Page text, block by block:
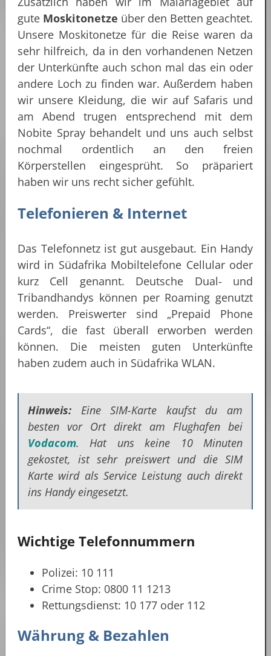
gute Moskitonetze über den Betten geachtet.
Unsere Moskitonetze für die Reise waren da
sehr hilfreich, da in den vorhandenen Netzen
der Unterkünfte auch schon mal das ein oder
andere Loch zu finden war. Außerdem haben
wir unsere Kleidung, die wir auf Safaris und
am Abend trugen entsprechend mit dem
Nobite Spray behandelt und uns auch selbst
nochmal ordentlich an den freien
Körperstellen eingesprüht. So präpariert
haben wir uns recht sicher gefühlt.
Telefonieren & Internet
Das Telefonnetz ist gut ausgebaut. Ein Handy
wird in Südafrika Mobiltelefone Cellular oder
kurz Cell genannt. Deutsche Dual- und
Tribandhandys können per Roaming genutzt
werden. Preiswerter sind „Prepaid Phone
Cards“, die fast überall erworben werden
können. Die meisten guten Unterkünfte
haben zudem auch in Südafrika WLAN.
Hinweis: Eine SIM-Karte kaufst du am
besten vor Ort direkt am Flughafen bei
Vodacom. Hat uns keine 10 Minuten
gekostet, ist sehr preiswert und die SIM
Karte wird als Service Leistung auch direkt
ins Handy eingesetzt.
Wichtige Telefonnummern
Polizei: 10 111
Crime Stop: 0800 11 1213
Rettungsdienst: 10 177 oder 112
Währung & Bezahlen